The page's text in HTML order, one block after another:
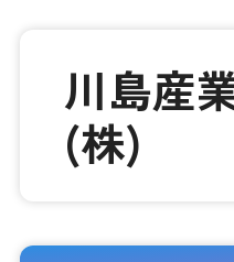
川島産
(株)